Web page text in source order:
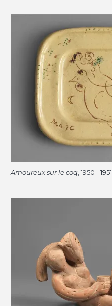
Amoureux sur le coq , 1950 - 1951